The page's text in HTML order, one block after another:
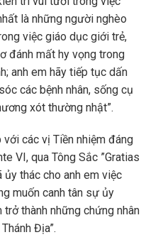
là những người nghèo
việc giáo dục giới trẻ,
đánh mất hy vọng trong
anh em hãy tiếp tục dấn
các bệnh nhân, sống cụ
xót thường nhật”.
với các vị Tiền nhiệm đáng
VI, qua Tông Sắc ”Gratias
ủy thác cho anh em việc
muốn canh tân sự ủy
trở thành những chứng nhân
Địa”.